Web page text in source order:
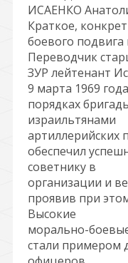
ИСАЕНКО
Краткое,
боевого подвига
Переводчик
ЗУР лейтенант
9 марта 1969
порядках
израильтянами
артиллерийских
обеспечил
советнику в
организации и
проявив при
Высокие
морально-
стали примером